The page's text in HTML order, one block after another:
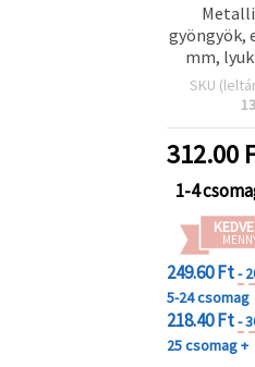
gyöngyök,
mm,
SKU
312.00
1-4
249.60 Ft-
5-24 csomag
218.40 Ft-
25 csomag +